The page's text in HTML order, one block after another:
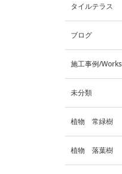
タイルテラス
ブログ
施工事例/Works
未分類
植物 常緑樹
植物 落葉樹